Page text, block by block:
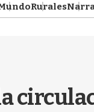
Rurales